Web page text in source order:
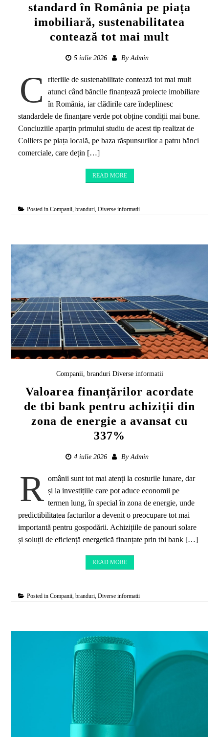
standard în România pe piața
imobiliară, sustenabilitatea
contează tot mai mult
5 iulie 2026 By Admin
C
riteriile de sustenabilitate contează tot mai mult
atunci când băncile finanțează proiecte imobiliare
în România, iar clădirile care îndeplinesc
standardele de finanțare verde pot obține condiții mai bune.
Concluziile aparțin primului studiu de acest tip realizat de
Colliers pe piața locală, pe baza răspunsurilor a patru bănci
comerciale, care dețin […]
READ MORE
Posted inCompanii, branduri ,Diverse informatii
Companii, branduri Diverse informatii
Valoarea finanțărilor acordate
de tbi bank pentru achiziții din
zona de energie a avansat cu
337%
4 iulie 2026 ByAdmin
R omânii sunt tot mai atenți la costurile lunare, dar
și la investițiile care pot aduce economii pe
termen lung, în special în zona de energie, unde
predictibilitatea facturilor a devenit o preocupare tot mai
importantă pentru gospodării. Achizițiile de panouri solare
și soluții de eficiență energetică finanțate prin tbi bank […]
READ MORE
Posted inCompanii, branduri,Diverse informatii